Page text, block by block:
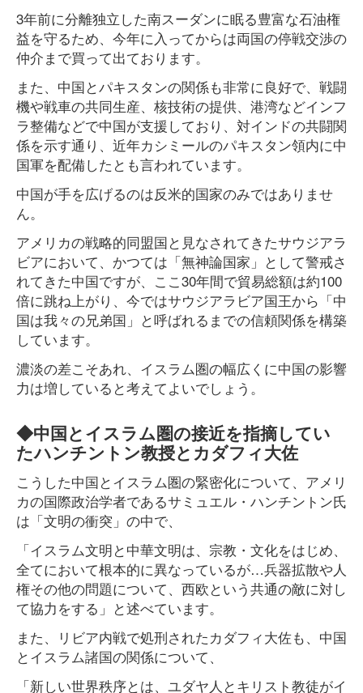
3年前に分離独立した南スーダンに眠る豊富な石油権
益を守るため、今年に入ってからは両国の停戦交渉の
仲介まで買って出ております。
また、中国とパキスタンの関係も非常に良好で、戦闘
機や戦車の共同生産、核技術の提供、港湾などインフ
ラ整備などで中国が支援しており、対インドの共闘関
係を示す通り、近年カシミールのパキスタン領内に中
国軍を配備したとも言われています。
中国が手を広げるのは反米的国家のみではありませ
ん。
アメリカの戦略的同盟国と見なされてきたサウジアラ
ビアにおいて、かつては「無神論国家」として警戒さ
れてきた中国ですが、ここ30年間で貿易総額は約100
倍に跳ね上がり、今ではサウジアラビア国王から「中
国は我々の兄弟国」と呼ばれるまでの信頼関係を構築
しています。
濃淡の差こそあれ、イスラム圏の幅広くに中国の影響
力は増していると考えてよいでしょう。
◆中国とイスラム圏の接近を指摘してい
たハンチントン教授とカダフィ大佐
こうした中国とイスラム圏の緊密化について、アメリ
カの国際政治学者であるサミュエル・ハンチントン氏
は「文明の衝突」の中で、
「イスラム文明と中華文明は、宗教・文化をはじめ、
全てにおいて根本的に異なっているが…兵器拡散や人
権その他の問題について、西欧という共通の敵に対し
て協力をする」と述べています。
また、リビア内戦で処刑されたカダフィ大佐も、中国
とイスラム諸国の関係について、
「新しい世界秩序とは、ユダヤ人とキリスト教徒がイ